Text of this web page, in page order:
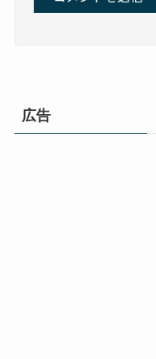
広告